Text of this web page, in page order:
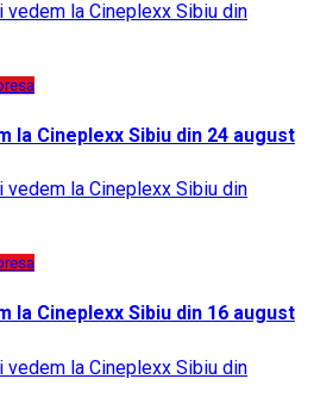
la Cineplexx Sibiu din 24 august
la Cineplexx Sibiu din 16 august